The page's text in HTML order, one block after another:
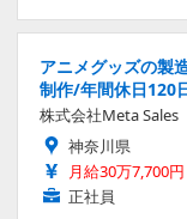
アニメグッズの製
制作/年間休日120
株式会社Meta Sales
神奈川県
月給30万7,700
正社員